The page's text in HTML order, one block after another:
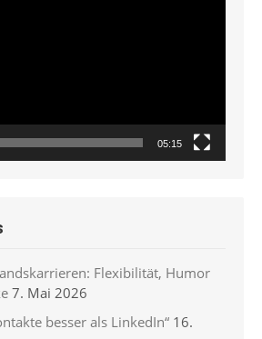
05:15
Flexibilität, Humor
7. Mai 2026
besser als LinkedIn“ 16.